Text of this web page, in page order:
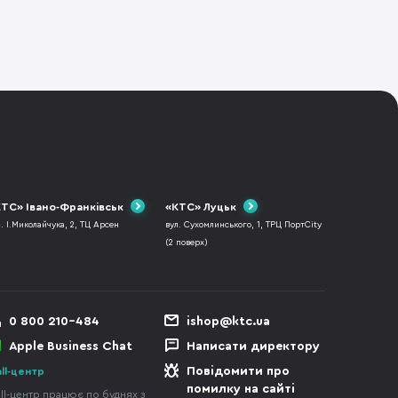
Івано-Франківськ
І.Миколайчука, 2, ТЦ Арсен
«КТС» Луцьк
вул. Сухомлинського, 1, ТРЦ ПортCity
(2 поверх)
0 800 210-484
Apple Business Chat
центр
центр працює по буднях з
ishop@ktc.ua
Написати директору
Повідомити про
помилку на сайті